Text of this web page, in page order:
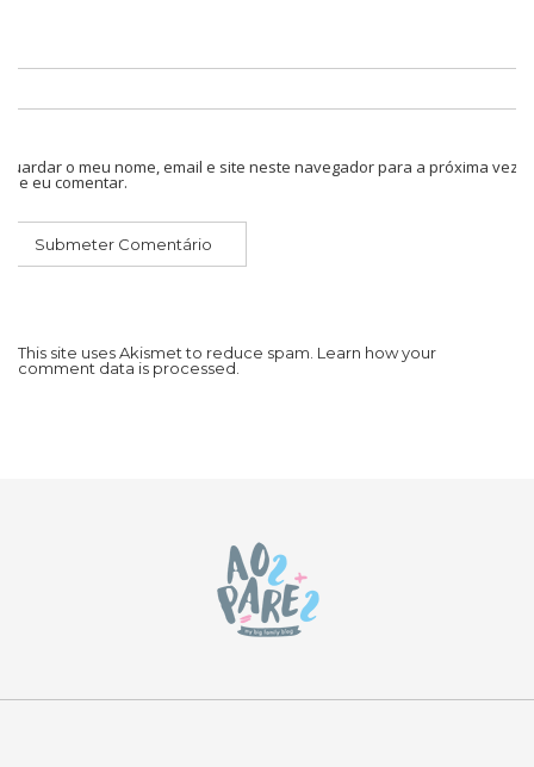
Guardar o meu nome, email e site neste navegador para a próxima vez
que eu comentar.
This site uses Akismet to reduce spam. Learn how your
comment data is processed.